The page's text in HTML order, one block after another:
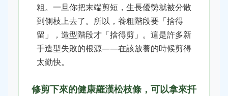
粗。一旦你把末端剪短，生長優勢就被分散
到側枝上去了。所以，養粗階段要「捨得
留」，造型階段才「捨得剪」。這是許多新
手造型失敗的根源——在該放養的時候剪得
太勤快。
修剪下來的健康羅漢松枝條，可以拿來扦